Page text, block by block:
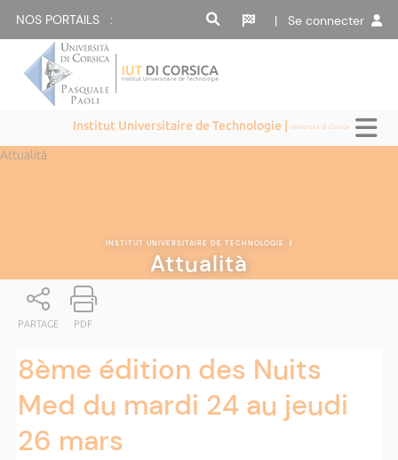
NOS PORTAILS : | Se connecter
Institut Universitaire de Technologie |Università di Corsica
Attualità
INSTITUT UNIVERSITAIRE DE TECHNOLOGIE |
Attualità
PARTAGE PDF
8ème édition des Nuits
Med du mardi 24 au jeudi
26 mars